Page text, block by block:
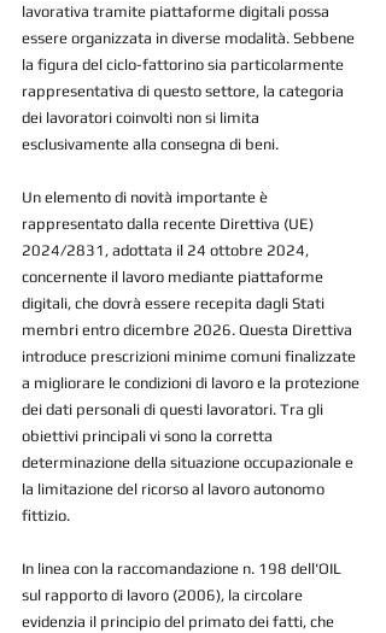
lavorativa tramite piattaforme digitali possa
essere organizzata in diverse modalità. Sebbene
la figura del ciclo-fattorino sia particolarmente
rappresentativa di questo settore, la categoria
dei lavoratori coinvolti non si limita
esclusivamente alla consegna di beni.
Un elemento di novità importante è
rappresentato dalla recente Direttiva (UE)
2024/2831, adottata il 24 ottobre 2024,
concernente il lavoro mediante piattaforme
digitali, che dovrà essere recepita dagli Stati
membri entro dicembre 2026. Questa Direttiva
introduce prescrizioni minime comuni finalizzate
a migliorare le condizioni di lavoro e la protezione
dei dati personali di questi lavoratori. Tra gli
obiettivi principali vi sono la corretta
determinazione della situazione occupazionale e
la limitazione del ricorso al lavoro autonomo
fittizio.
In linea con la raccomandazione n. 198 dell'OIL
sul rapporto di lavoro (2006), la circolare
evidenzia il principio del primato dei fatti, che